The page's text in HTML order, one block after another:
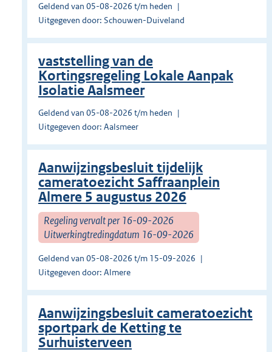
Geldend van 05-08-2026 t/m heden
Uitgegeven door: Schouwen-Duiveland
vaststelling van de
Kortingsregeling Lokale Aanpak
Isolatie Aalsmeer
Geldend van 05-08-2026 t/m heden
Uitgegeven door: Aalsmeer
Aanwijzingsbesluit tijdelijk
cameratoezicht Saffraanplein
Almere 5 augustus 2026
Regeling vervalt per 16-09-2026
Uitwerkingtredingdatum 16-09-2026
Geldend van 05-08-2026 t/m 15-09-2026
Uitgegeven door: Almere
Aanwijzingsbesluit cameratoezicht
sportpark de Ketting te
Surhuisterveen